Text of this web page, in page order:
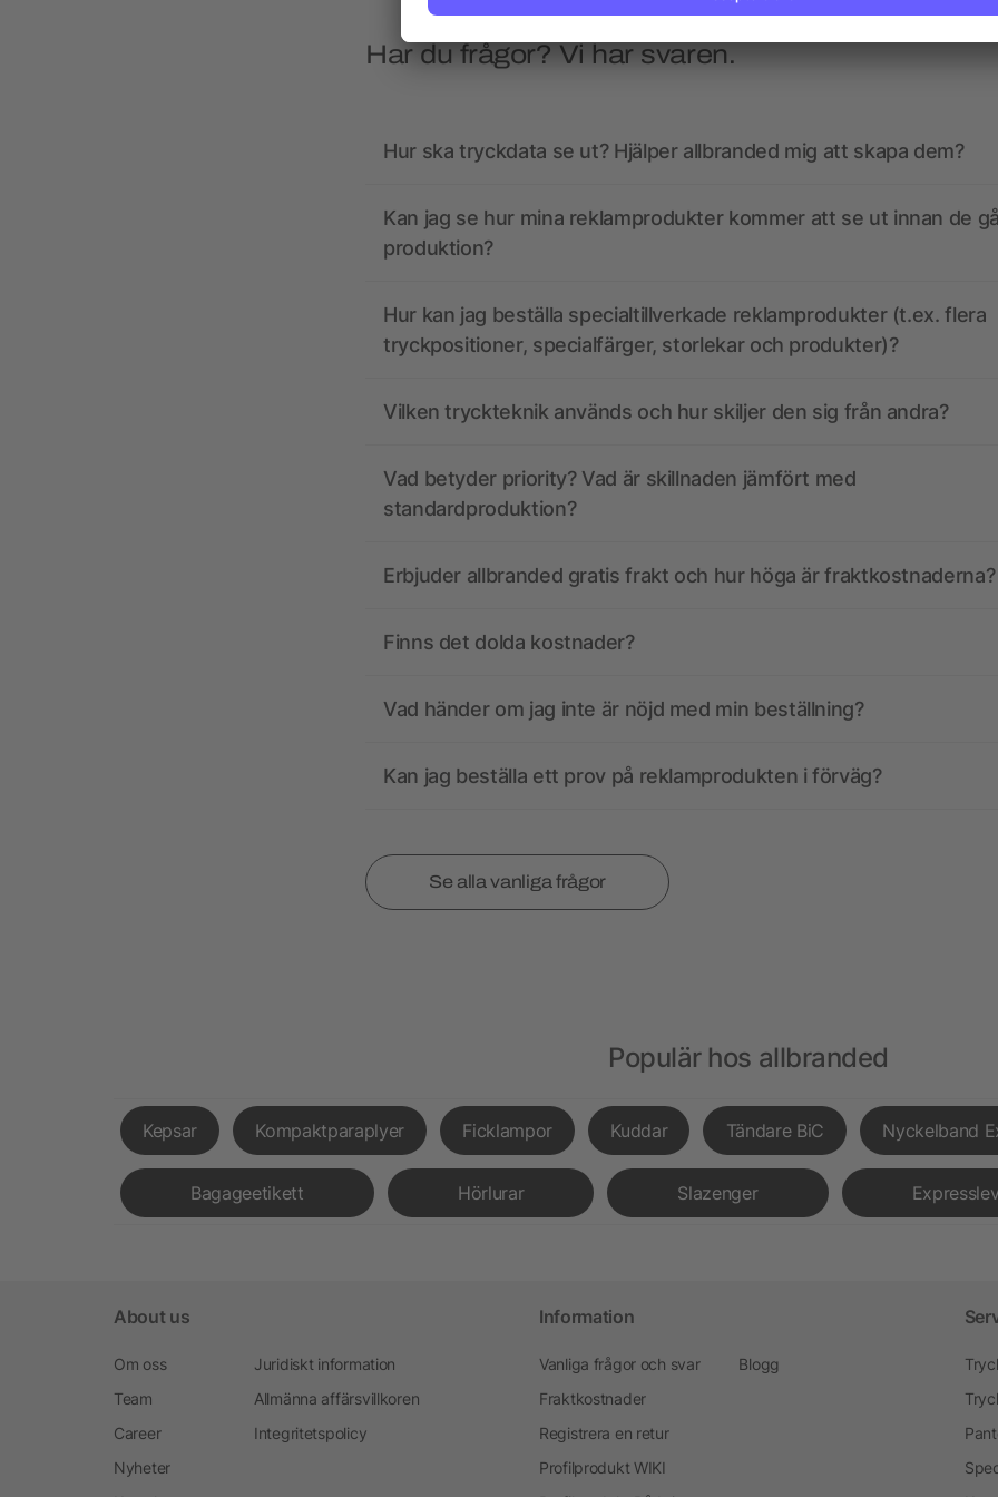
Har du frågor? Vi har svaren.
Hur ska tryckdata se ut? Hjälper allbranded mig att skapa dem?
Kan jag se hur mina reklamprodukter kommer att se ut innan de
produktion?
Hur kan jag beställa specialtillverkade reklamprodukter (t.ex. flera
tryckpositioner, specialfärger, storlekar och produkter)?
Vilken tryckteknik används och hur skiljer den sig från andra?
Vad betyder priority? Vad är skillnaden jämfört med
standardproduktion?
Erbjuder allbranded gratis frakt och hur höga är fraktkostnaderna?
Finns det dolda kostnader?
Vad händer om jag inte är nöjd med min beställning?
Kan jag beställa ett prov på reklamprodukten i förväg?
Se alla vanliga frågor
Populär hos allbranded
Kepsar Kompaktparaplyer Ficklampor Kuddar Tändare BiC Nyckelband
Bagageetikett Hörlurar Slazenger
About us
Om oss
Team
Career
Nyheter
Juridiskt information
Allmänna affärsvillkoren
Integritetspolicy
Information
Vanliga frågor och svar
Fraktkostnader
Registrera en retur
Profilprodukt WIKI
Blogg